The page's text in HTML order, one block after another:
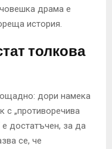
драма е
история.
толкова
дори намека
с „противоречива
достатъчен, за да
се, че